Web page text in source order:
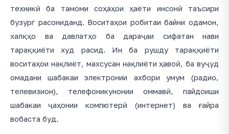
техникӣ ба тамоми соҳаҳои ҳаёти инсонӣ таъсири
бузург расониданд. Воситаҳои робитаи байни одамон,
халқҳо ва давлатҳо ба дараҷаи сифатан нави
тараққиёти худ расид. Ин ба рушду тараққиёти
воситаҳои нақлиёт, махсусан нақлиёти ҳавоӣ, ба вуҷуд
омадани шабакаи электронии ахбори умум (радио,
телевизион), телефоникунонии оммавӣ, пайдоиши
шабакаи ҷаҳонии компютерӣ (интернет) ва ғайра
вобаста буд.